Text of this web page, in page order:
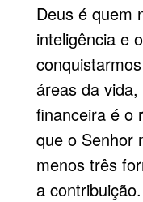
Deus é quem
inteligência e
áreas da
financeira é o
que o Senhor
menos três
a contribuição.